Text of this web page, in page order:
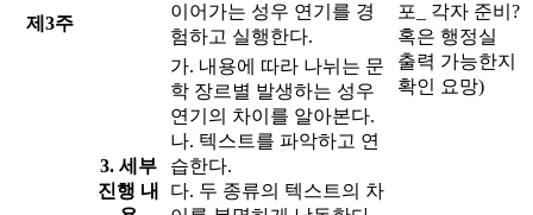
제3주
포_ 각자 준비?
혹은 행정실
출력 가능한지
확인 요망)
이어가는 성우 연기를 경
험하고 실행한다.
3. 세부
진행 내
가. 내용에 따라 나뉘는 문
학 장르별 발생하는 성우
연기의 차이를 알아본다.
나. 텍스트를 파악하고 연
습한다.
다. 두 종류의 텍스트의 차